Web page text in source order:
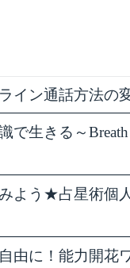
イン通話方法の
で生きる～
よう★占星術個
由に！能力開花